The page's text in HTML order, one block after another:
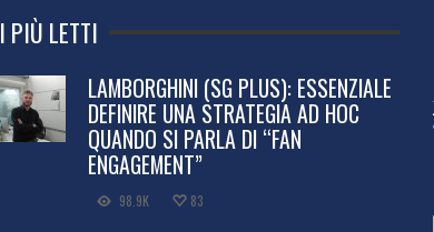
I PIÙ LETTI
LAMBORGHINI (SG PLUS): ESSENZIALE
DEFINIRE UNA STRATEGIA AD HOC
QUANDO SI PARLA DI “FAN
ENGAGEMENT”
98.9K 83